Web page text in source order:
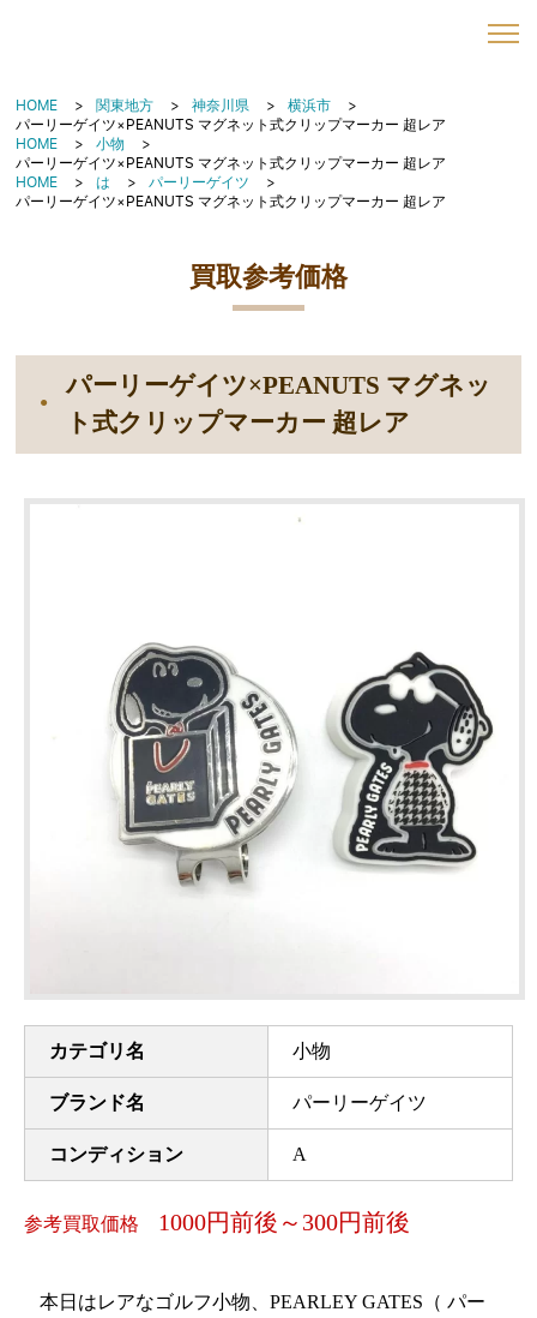
HOME 関東地方 神奈川県
横浜市
パーリーゲイツ×PEANUTS マグネット式クリップマーカー 超レア
HOME
小物
パーリーゲイツ×PEANUTS マグネット式クリップマーカー 超レア
HOME
は
パーリーゲイツ
パーリーゲイツ×PEANUTS マグネット式クリップマーカー 超レア
買取参考価格
パーリーゲイツ×PEANUTS マグネッ
ト式クリップマーカー 超レア
カテゴリ名 小物
ブランド名 パーリーゲイツ
コンディション A
参考買取価格 1000円前後～300円前後
本日はレアなゴルフ小物、PEARLEY GATES（ パー